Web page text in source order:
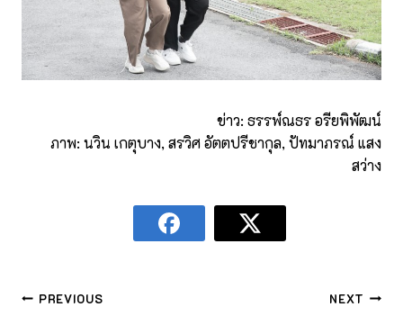
ข่าว: ธรรพ์ณธร อรียพิพัฒน์
ภาพ: นวิน เกตุบาง, สรวิศ อัตตปรีชากุล, ปัทมาภรณ์ แสง
สว่าง
PREVIOUS NEXT